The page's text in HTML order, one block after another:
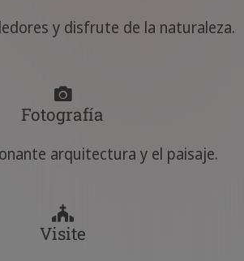
y disfrute de la naturaleza.
Fotografía
arquitectura y el paisaje.
Visite